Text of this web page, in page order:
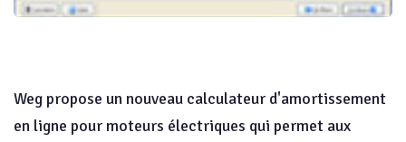
Weg propose un nouveau calculateur d'amortissement
en ligne pour moteurs électriques qui permet aux